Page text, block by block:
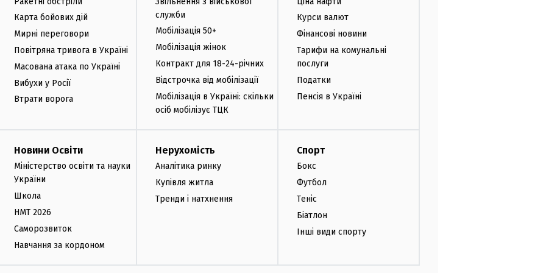
Карта бойових дій
Мирні переговори
Повітряна тривога в Україні
Масована атака по Україні
Вибухи у Росії
Втрати ворога
служби
Мобілізація 50+
Мобілізація жінок
Контракт для 18-24-річних
Відстрочка від мобілізації
Мобілізація в Україні: скільки
осіб мобілізує ТЦК
Курси валют
Фінансові новини
Тарифи на комунальні
послуги
Податки
Пенсія в Україні
Новини Освіти
Міністерство освіти та науки
України
Школа
НМТ 2026
Саморозвиток
Навчання за кордоном
Нерухомість
Аналітика ринку
Купівля житла
Тренди і натхнення
Спорт
Бокс
Футбол
Теніс
Біатлон
Інші види спорту